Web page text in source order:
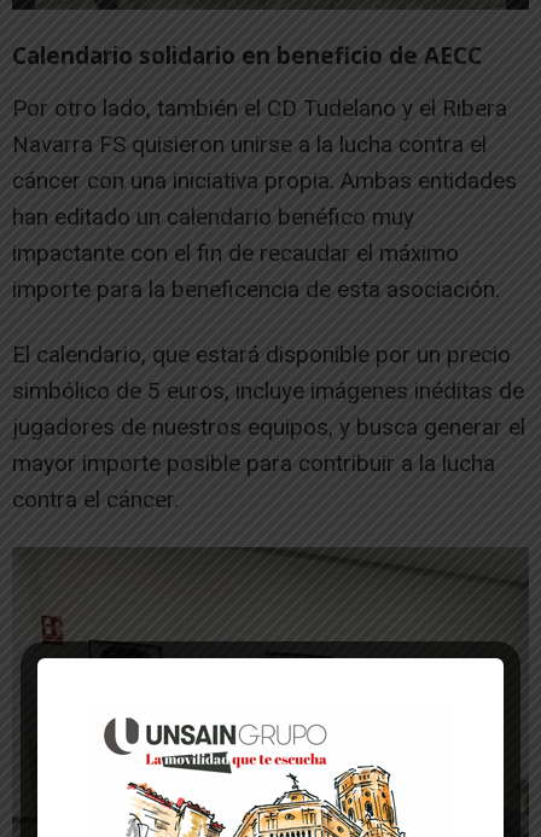
Calendario solidario en beneficio de AECC
Por otro lado, también el CD Tudelano y el Ribera
Navarra FS quisieron unirse a la lucha contra el
cáncer con una iniciativa propia. Ambas entidades
han editado un calendario benéfico muy
impactante con el fin de recaudar el máximo
importe para la beneficencia de esta asociación.
El calendario, que estará disponible por un precio
simbólico de 5 euros, incluye imágenes inéditas de
jugadores de nuestros equipos, y busca generar el
mayor importe posible para contribuir a la lucha
contra el cáncer.